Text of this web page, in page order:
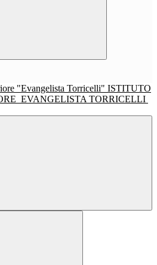
ISTITUTO
EVANGELISTA TORRICELLI